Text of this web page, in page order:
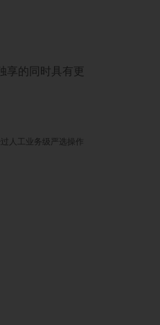
享的同时具有更
人工业务级严选操作